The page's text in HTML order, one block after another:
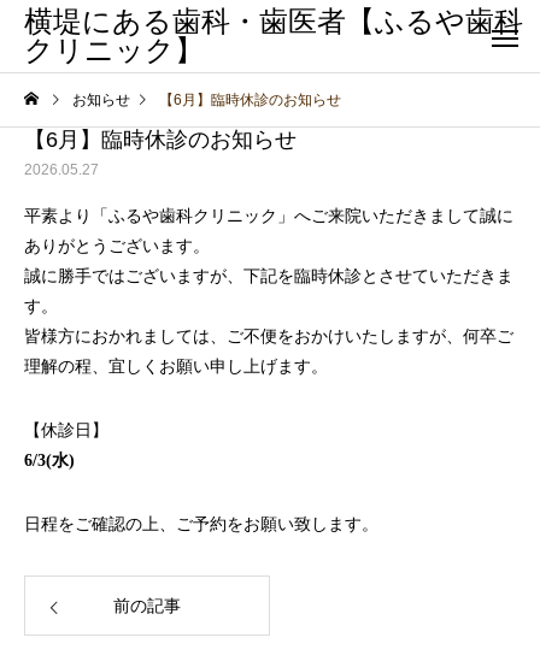
横堤にある歯科・歯医者【ふるや歯科
クリニック】
サービスサンプル4 サービスサンプル3
子供の歯列矯正はいつから
な開始時期
お知らせ 【6月】臨時休診のお知らせ
【6月】臨時休診のお知らせ
2026.05.27
平素より「ふるや歯科クリニック」へご来院いただきまして誠に
ありがとうございます。
誠に勝手ではございますが、下記を臨時休診とさせていただきま
す。
皆様方におかれましては、ご不便をおかけいたしますが、何卒ご
理解の程、宜しくお願い申し上げます。
【休診日】
6/3(水)
日程をご確認の上、ご予約をお願い致します。
前の記事